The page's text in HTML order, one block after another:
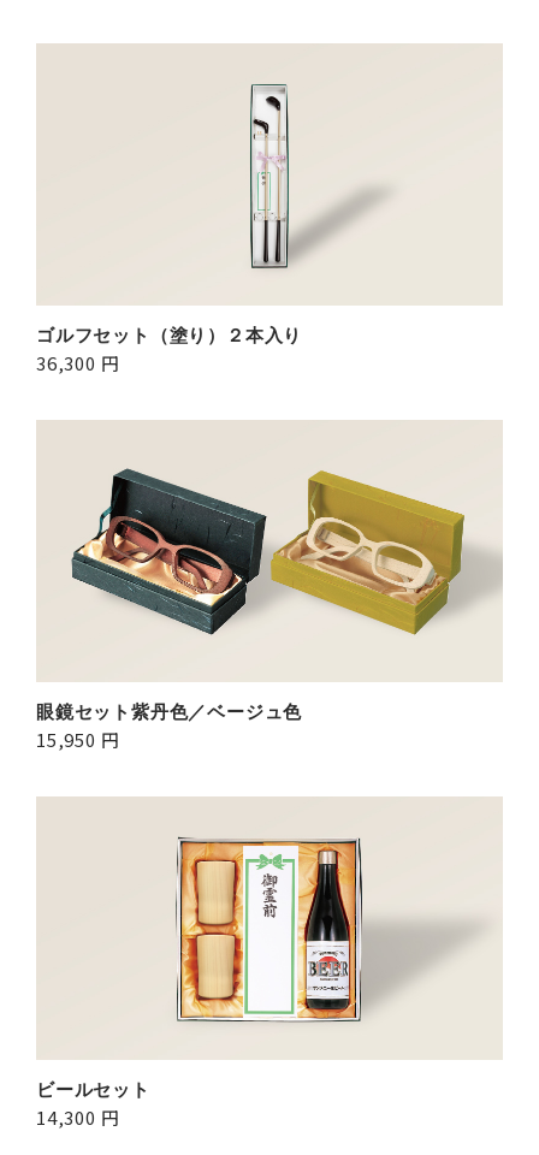
ゴルフセット（塗り）２本入り
36,300 円
眼鏡セット紫丹色／ベージュ色
15,950 円
ビールセット
14,300 円